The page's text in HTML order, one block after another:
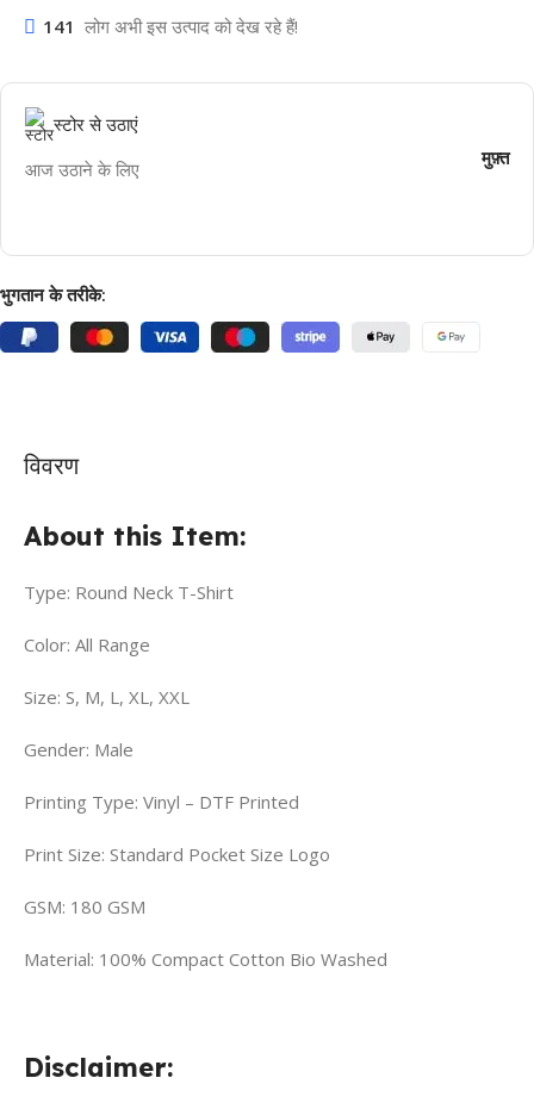
141 लोग अभी इस उत्पाद को देख रहे हैं!
स्टोर से उठाएं
आज उठाने के लिए मुफ़्त
भुगतान के तरीके:
विवरण
About this Item:
Type: Round Neck T-Shirt
Color: All Range
Size: S, M, L, XL, XXL
Gender: Male
Printing Type: Vinyl – DTF Printed
Print Size: Standard Pocket Size Logo
GSM: 180 GSM
Material: 100% Compact Cotton Bio Washed
Disclaimer: